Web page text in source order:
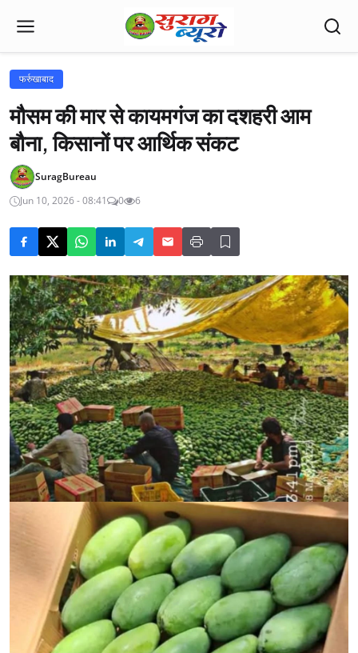
फर्रुखाबाद
मौसम की मार से कायमगंज का दशहरी आम
बौना, किसानों पर आर्थिक संकट
SuragBureau
Jun 10, 2026 - 08:41
0 6